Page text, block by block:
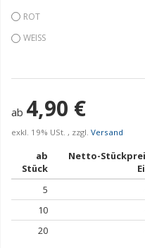
ROT
WEISS
ab 4,90 €
exkl. 19% USt. , zzgl. Versand
ab
Stück
Netto-
5
10
20